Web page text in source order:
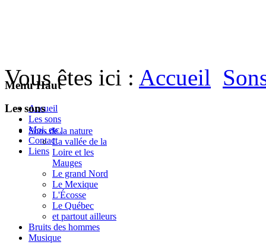
Menu Haut
Accueil
Les sons
Moi, etc.
Contact
Liens
Vous êtes ici : Accueil
Les sons
Sons de la nature
La vallée de la
Loire et les
Mauges
Le grand Nord
Le Mexique
L'Écosse
Le Québec
et partout ailleurs
Bruits des hommes
Musique